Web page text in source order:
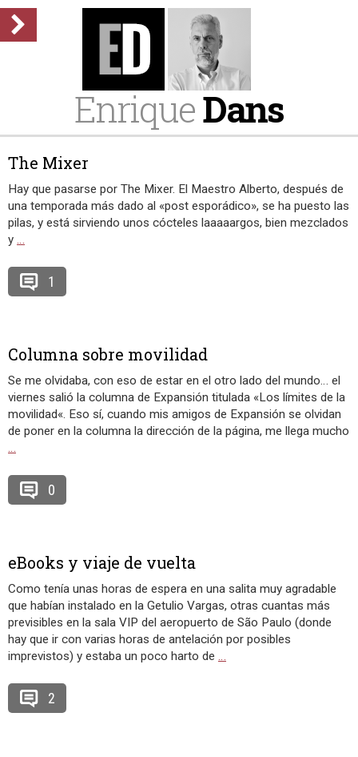
EnriqueDans
The Mixer
Hay que pasarse por The Mixer. El Maestro Alberto, después de
una temporada más dado al «post esporádico», se ha puesto las
pilas, y está sirviendo unos cócteles laaaaargos, bien mezclados
y …
1
Columna sobre movilidad
Se me olvidaba, con eso de estar en el otro lado del mundo… el
viernes salió la columna de Expansión titulada «Los límites de la
movilidad«. Eso sí, cuando mis amigos de Expansión se olvidan
de poner en la columna la dirección de la página, me llega mucho
…
0
eBooks y viaje de vuelta
Como tenía unas horas de espera en una salita muy agradable
que habían instalado en la Getulio Vargas, otras cuantas más
previsibles en la sala VIP del aeropuerto de São Paulo (donde
hay que ir con varias horas de antelación por posibles
imprevistos) y estaba un poco harto de …
2